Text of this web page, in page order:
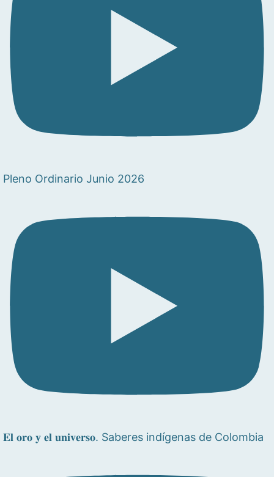
Pleno Ordinario Junio 2026
𝐄𝐥 𝐨𝐫𝐨 𝐲 𝐞𝐥 𝐮𝐧𝐢𝐯𝐞𝐫𝐬𝐨. Saberes indígenas de Colombia